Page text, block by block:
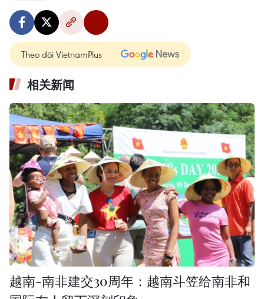
Theo dõi VietnamPlus
相关新闻
越南-南非建交30周年：越南斗笠给南非和